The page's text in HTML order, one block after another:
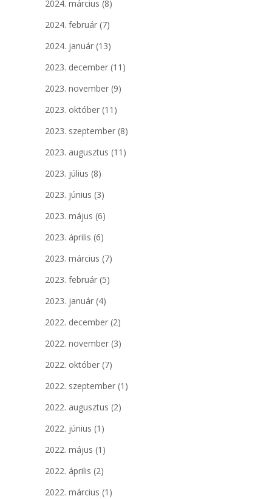
2024. március (8)
2024. február (7)
2024. január (13)
2023. december (11)
2023. november (9)
2023. október (11)
2023. szeptember (8)
2023. augusztus (11)
2023. július (8)
2023. június (3)
2023. május (6)
2023. április (6)
2023. március (7)
2023. február (5)
2023. január (4)
2022. december (2)
2022. november (3)
2022. október (7)
2022. szeptember (1)
2022. augusztus (2)
2022. június (1)
2022. május (1)
2022. április (2)
2022. március (1)